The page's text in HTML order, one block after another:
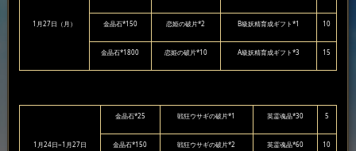
1月27日（月） 金晶石*150 恋姫の破片*2 B級妖精育成ギフト*1 10
金晶石*1800 恋姫の破片*10 A級妖精育成ギフト*3 15
1月24日~1月27日
金晶石*25 戦狂ウサギの破片*1 英霊魂晶*30 5
金晶石*150 戦狂ウサギの破片*2 英霊魂晶*60 10